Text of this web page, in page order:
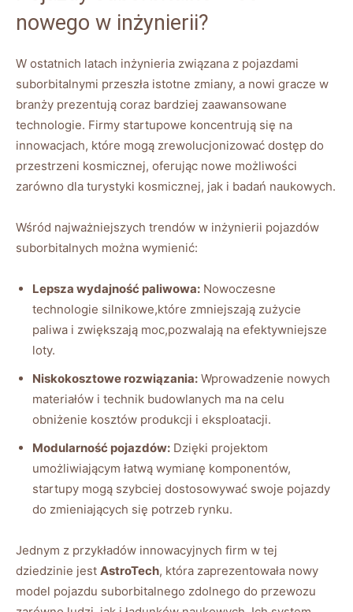
nowego⁢ w inżynierii?
W‍ ostatnich latach inżynieria‌ związana z⁣ pojazdami
suborbitalnymi przeszła istotne⁤ zmiany, a nowi⁤ gracze w
branży prezentują coraz bardziej zaawansowane
technologie. Firmy⁤ startupowe koncentrują⁣ się ‍na
innowacjach, które mogą zrewolucjonizować dostęp do
⁤przestrzeni kosmicznej, oferując nowe ‌możliwości
zarówno dla turystyki kosmicznej, jak i badań naukowych.
Wśród najważniejszych ​trendów w inżynierii pojazdów
suborbitalnych można wymienić:
Lepsza wydajność paliwowa: Nowoczesne
technologie silnikowe,które zmniejszają⁤ zużycie
⁤paliwa⁣ i zwiększają moc,pozwalają na efektywniejsze
loty.
Niskokosztowe rozwiązania: Wprowadzenie nowych
materiałów i technik budowlanych ‍ma na celu
⁤obniżenie kosztów produkcji‌ i eksploatacji.
Modularność pojazdów: Dzięki projektom
⁢umożliwiającym ‌łatwą wymianę komponentów,
startupy mogą szybciej dostosowywać swoje⁢ pojazdy
do ‍zmieniających się potrzeb rynku.
Jednym​ z przykładów innowacyjnych‍ firm w tej
dziedzinie jest AstroTech, ⁢która zaprezentowała nowy
model pojazdu suborbitalnego zdolnego do przewozu